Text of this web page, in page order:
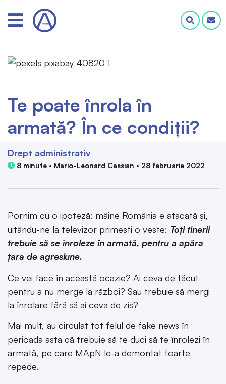
Te poate înrola în
armată? În ce condiții?
Drept administrativ
8 minute • Mario-Leonard Cassian • 28 februarie 2022
Pornim cu o ipoteză: mâine România e atacată și,
uitându-ne la televizor primești o veste: Toți tinerii
trebuie să se înroleze în armată, pentru a apăra
țara de agresiune.
Ce vei face în această ocazie? Ai ceva de făcut
pentru a nu merge la război? Sau trebuie să mergi
la înrolare fără să ai ceva de zis?
Mai mult, au circulat tot felul de fake news în
perioada asta că trebuie să te duci să te înrolezi în
armată, pe care MApN le-a demontat foarte
repede.